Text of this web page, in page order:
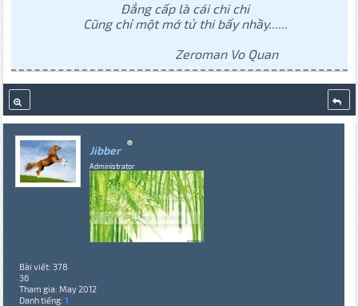
Đẳng cấp là cái chi chi
Cũng chỉ một mớ tử thi bấy nhầy......
Zeroman Vo Quan
Jibber
Administrator
Bài viết: 378
36
Tham gia: May 2012
Danh tiếng: 1